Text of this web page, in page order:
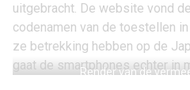
uitgebracht. De website vond
codenamen van de toestellen
ze betrekking hebben op de
gaat de smartphones echter in
Render van de